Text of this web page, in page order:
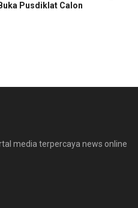
Pusdiklat Calon
media terpercaya news online